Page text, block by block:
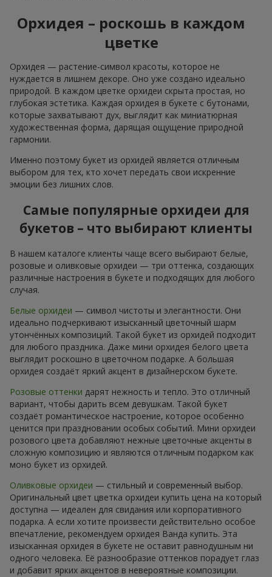
Орхидея – роскошь в каждом
цветке
Орхидея — растение-символ красоты, которое не
нуждается в лишнем декоре. Оно уже создано идеально
природой. В каждом цветке орхидеи скрыта простая, но
глубокая эстетика. Каждая орхидея в букете с бутонами,
которые захватывают дух, выглядит как миниатюрная
художественная форма, дарящая ощущение природной
гармонии.
Именно поэтому букет из орхидей является отличным
выбором для тех, кто хочет передать свои искренние
эмоции без лишних слов.
Самые популярные орхидеи для
букетов – что выбирают клиенты
В нашем каталоге клиенты чаще всего выбирают белые,
розовые и оливковые орхидеи — три оттенка, создающих
различные настроения в букете и подходящих для любого
случая.
Белые орхидеи — символ чистоты и элегантности. Они
идеально подчеркивают изысканный цветочный шарм
утончённых композиций. Такой букет из орхидей подходит
для любого праздника. Даже мини орхидея белого цвета
выглядит роскошно в цветочном подарке. А большая
орхидея создаёт яркий акцент в дизайнерском букете.
Розовые оттенки дарят нежность и тепло. Это отличный
вариант, чтобы дарить всем девушкам. Такой букет
создаёт романтическое настроение, которое особенно
ценится при праздновании особых событий. Мини орхидеи
розового цвета добавляют нежные цветочные акценты в
сложную композицию и являются отличным подарком как
моно букет из орхидей.
Оливковые орхидеи — стильный и современный выбор.
Оригинальный цвет цветка орхидеи купить цена на который
доступна — идеален для свидания или корпоративного
подарка. А если хотите произвести действительно особое
впечатление, рекомендуем орхидея Ванда купить. Эта
изысканная орхидея в букете не оставит равнодушным ни
одного человека. Её разнообразие оттенков порадует глаз
и добавит ярких акцентов в невероятные композиции.